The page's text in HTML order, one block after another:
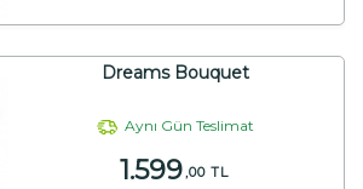
Dreams Bouquet
Aynı Gün Teslimat
1.599,00 TL